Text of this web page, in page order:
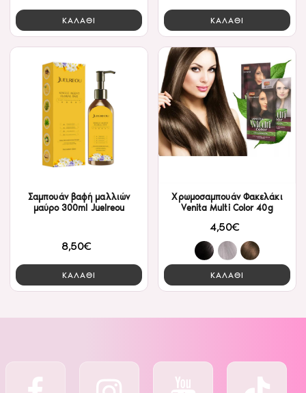
ΚΑΛΑΘΙ ΚΑΛΑΘΙ
Σαμπουάν βαφή μαλλιών
μαύρο 300ml Juelreou
8,50€
ΚΑΛΑΘΙ
Χρωμοσαμπουάν Φακελάκι
Venita Multi Color 40g
4,50€
ΚΑΛΑΘΙ